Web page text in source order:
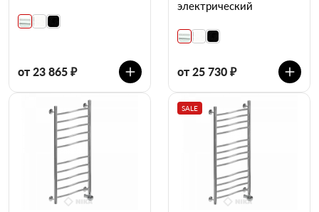
от 23 865 ₽
электрический
от 25 730 ₽
SALE